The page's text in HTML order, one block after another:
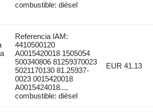
combustible: diésel
Referencia IAM:
4410500120
A0015420018 1505054
500340806 81259370023
5021170130 81.25937-
0023 0015420018
A0015424018...,
combustible: diésel
EUR 41.13